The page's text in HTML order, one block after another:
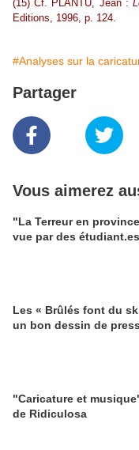
(15) Cf. PLANTU, Jean :
Editions, 1996, p. 124.
#Analyses sur la
Partager
Vous aimerez
"La Terreur en
vue par des
Les « Brûlés font du
un bon dessin de
"Caricature et
de Ridiculosa